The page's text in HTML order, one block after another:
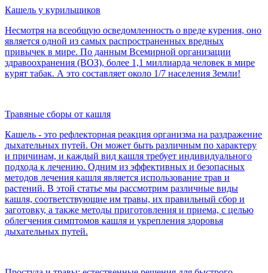
Кашель у курильщиков
Несмотря на всеобщую осведомленность о вреде курения, оно
является одной из самых распространенных вредных
привычек в мире. По данным Всемирной организации
здравоохранения (ВОЗ), более 1,1 миллиарда человек в мире
курят табак. А это составляет около 1/7 населения Земли!
Травяные сборы от кашля
Кашель - это рефлекторная реакция организма на раздражение
дыхательных путей. Он может быть различным по характеру
и причинам, и каждый вид кашля требует индивидуального
подхода к лечению. Одним из эффективных и безопасных
методов лечения кашля является использование трав и
растений. В этой статье мы рассмотрим различные виды
кашля, соответствующие им травы, их правильный сбор и
заготовку, а также методы приготовления и приема, с целью
облегчения симптомов кашля и укрепления здоровья
дыхательных путей.